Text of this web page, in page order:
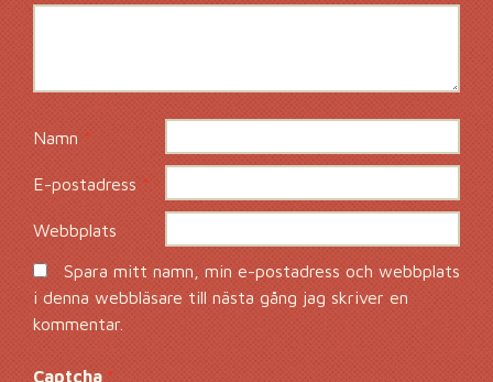
Namn *
E-postadress*
Webbplats
Spara mitt namn, min e-postadress och webbplats
i denna webbläsare till nästa gång jag skriver en
kommentar.
Captcha*